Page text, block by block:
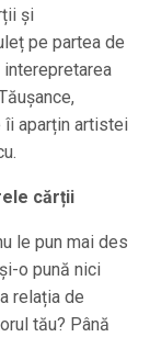
și
pe partea de
aparțin artistei
cărții
le pun mai des
o pună nici
relația de
tău? Până